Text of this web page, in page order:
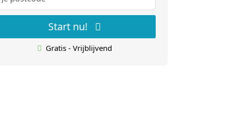
Start nu!
Gratis - Vrijblijvend